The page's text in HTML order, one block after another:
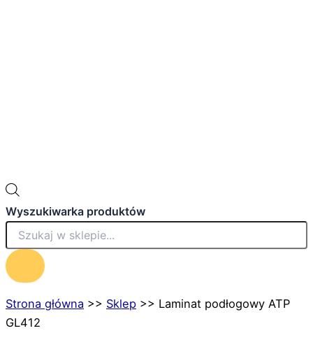
Wyszukiwarka produktów
Strona główna >> Sklep >> Laminat podłogowy ATP
GL412